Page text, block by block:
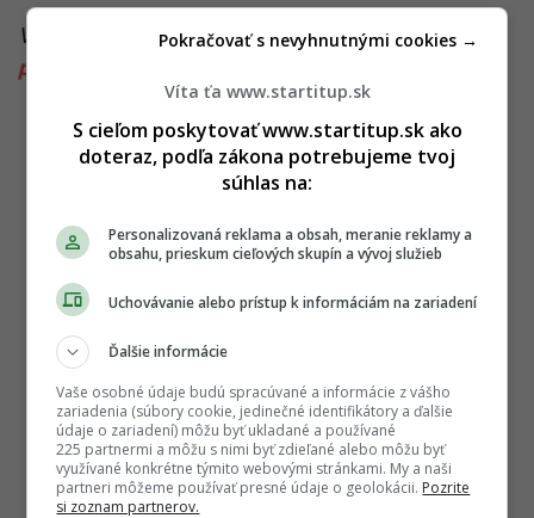
Viac k téme: Erik Tomáš,odľahčovacia služba,
príspevok
Víta ťa www.startitup.sk
S cieľom poskytovať www.startitup.sk ako
doteraz, podľa zákona potrebujeme tvoj
súhlas na:
Personalizovaná reklama a obsah, meranie reklamy a
obsahu, prieskum cieľových skupín a vývoj služieb
Uchovávanie alebo prístup k informáciám na zariadení
Ďalšie informácie
Vaše osobné údaje budú spracúvané a informácie z vášho
zariadenia (súbory cookie, jedinečné identifikátory a ďalšie
údaje o zariadení) môžu byť ukladané a používané
225 partnermi a môžu s nimi byť zdieľané alebo môžu byť
využívané konkrétne týmito webovými stránkami. My a naši
partneri môžeme používať presné údaje o geolokácii. Pozrite
si zoznam partnerov.
Pokračovať s nevyhnutnými cookies →